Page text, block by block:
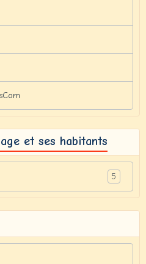
et ses habitants
5